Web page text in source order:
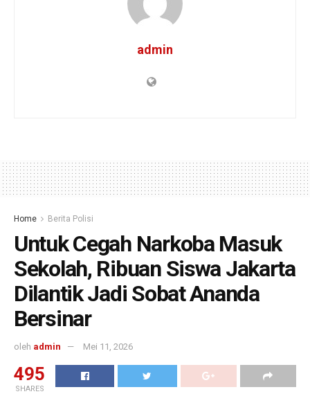
admin
Home Berita Polisi
Untuk Cegah Narkoba Masuk
Sekolah, Ribuan Siswa Jakarta
Dilantik Jadi Sobat Ananda
Bersinar
oleh admin Mei 11, 2026
495
SHARES